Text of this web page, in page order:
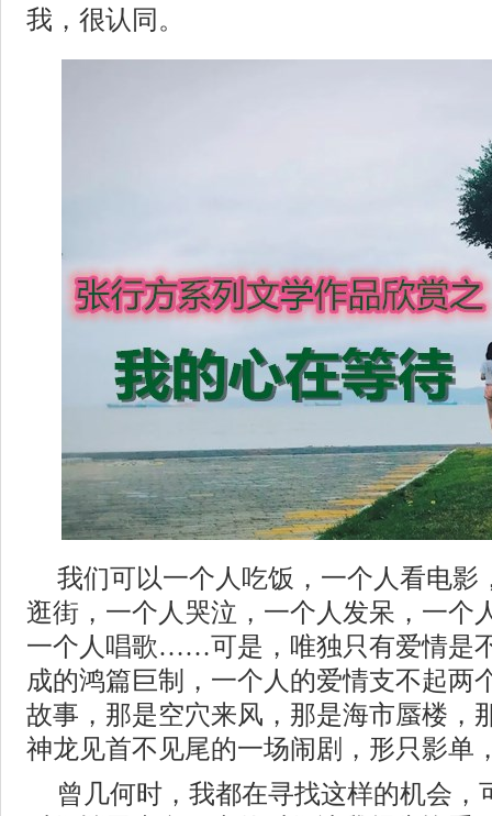
我，很认同。
我们可以一个人吃饭，一个人看电影
逛街，一个人哭泣，一个人发呆，一个
一个人唱歌……可是，唯独只有爱情是
成的鸿篇巨制，一个人的爱情支不起两
故事，那是空穴来风，那是海市蜃楼，
神龙见首不见尾的一场闹剧，形只影单
曾几何时，我都在寻找这样的机会，